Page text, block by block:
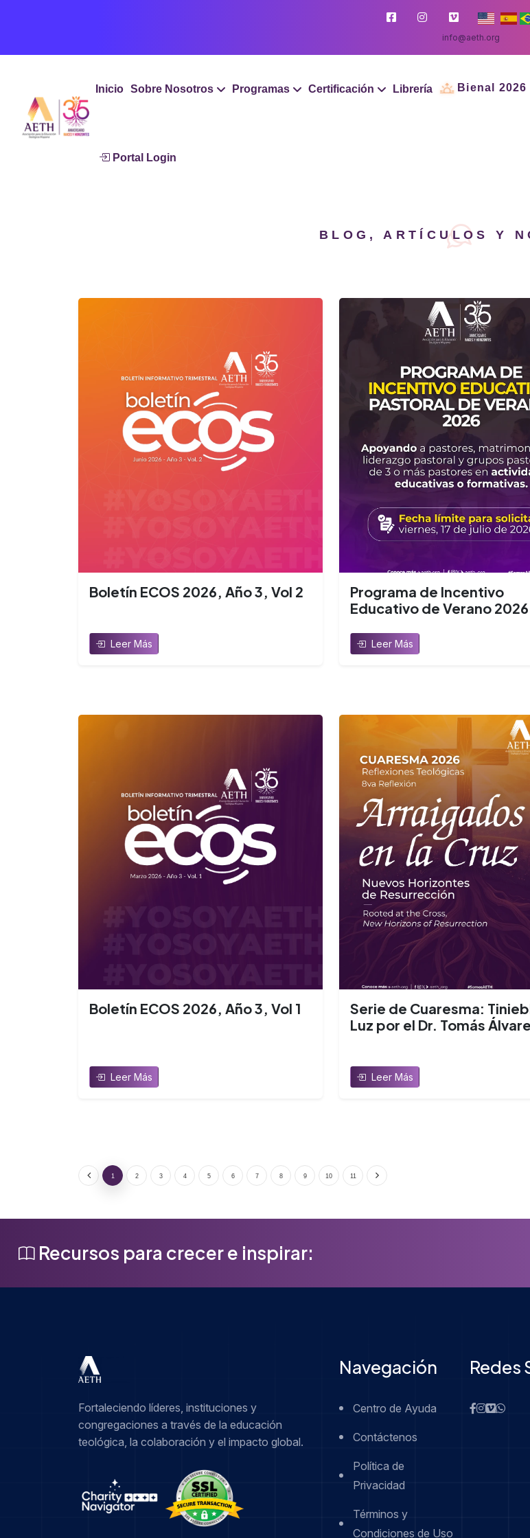
info@aeth.org
Inicio Sobre Nosotros Programas Certificación Librería Bienal 2026
Portal Login
BLOG, ARTÍCULOS Y
Boletín ECOS 2026, Año 3, Vol 2
Leer Más
Programa de Incentivo
Educativo de Verano 2026
Leer Más
Boletín ECOS 2026, Año 3, Vol 1
Leer Más
Serie de Cuaresma:
Luz por el Dr. Tomás
Leer Más
1 2 3 4 5 6 7 8 9 10 11
Recursos para crecer e inspirar:
Fortaleciendo líderes, instituciones y
congregaciones a través de la educación
teológica, la colaboración y el impacto global.
Navegación
Centro de Ayuda
Contáctenos
Política de
Privacidad
Términos y
Condiciones de Uso
Redes